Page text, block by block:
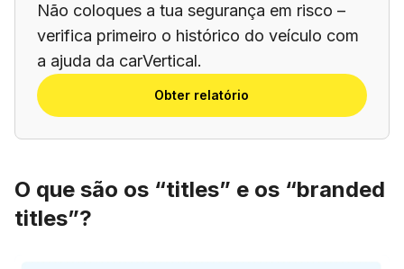
Não coloques a tua segurança em risco –
verifica primeiro o histórico do veículo com
a ajuda da carVertical.
Obter relatório
O que são os “titles” e os “branded
titles”?